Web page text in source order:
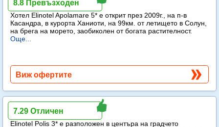
Хотел Elinotel Apolamare 5* е открит през 2009г., на п-в
Касандра, в курорта Ханиоти, на 99км. от летището в Солун,
на брега на морето, заобиколен от богата растителност.
Още...
8.8 Превъзходен
Виж офертите
Elinotel Polis
Elinotel Polis 3* е разположен в центъра на градчето
7.29 Отличен